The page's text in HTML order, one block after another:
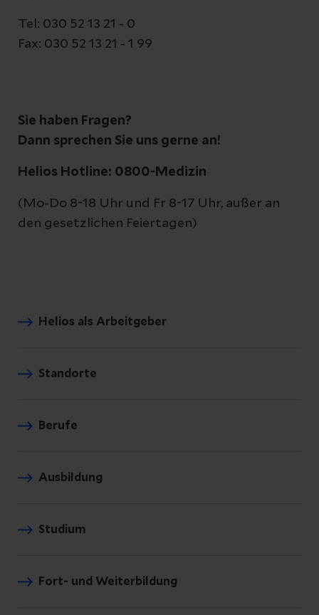
Tel: 030 52 13 21 - 0
Fax: 030 52 13 21 - 1 99
Sie haben Fragen?
Dann sprechen Sie uns gerne an!
Helios Hotline: 0800-Medizin
(Mo-Do 8-18 Uhr und Fr 8-17 Uhr, außer an
den gesetzlichen Feiertagen)
Helios als Arbeitgeber
Standorte
Berufe
Ausbildung
Studium
Fort- und Weiterbildung